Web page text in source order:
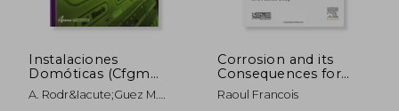
Instalaciones
Domóticas (Cfgm
Instalaciones
Electricas y
A. Rodr&Iacute;Guez M.
Corrosion and its
Consequences for
Reinforced Concrete
Structures
Raoul Francois